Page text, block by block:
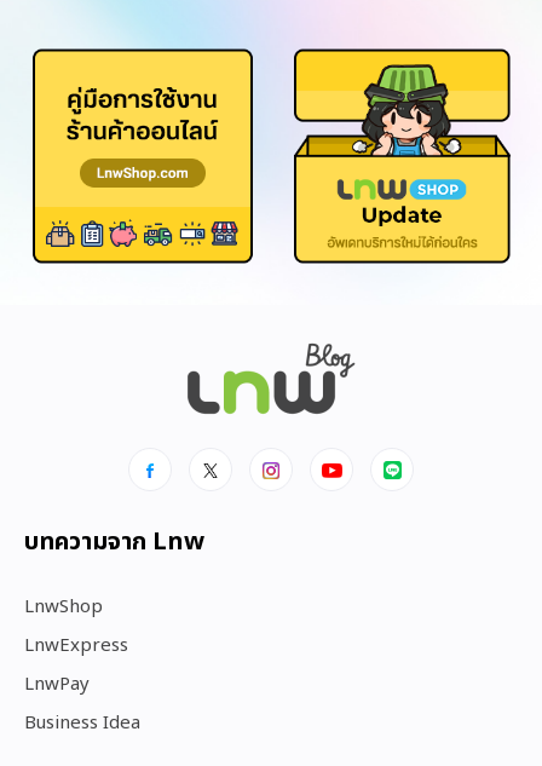
บทความจาก Lnw
LnwShop
LnwExpress
LnwPay
Business Idea